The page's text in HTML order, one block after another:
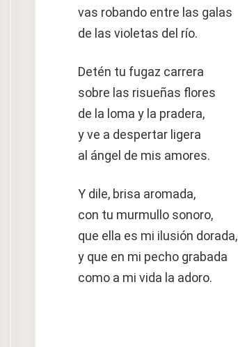
vas robando entre las galas
de las violetas del río.
Detén tu fugaz carrera
sobre las risueñas flores
de la loma y la pradera,
y ve a despertar ligera
al ángel de mis amores.
Y dile, brisa aromada,
con tu murmullo sonoro,
que ella es mi ilusión dorada,
y que en mi pecho grabada
como a mi vida la adoro.